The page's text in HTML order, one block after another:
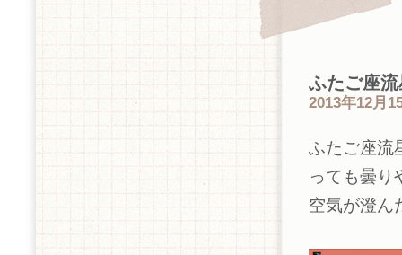
ふたご座
2013年12月
ふたご座流
っても曇り
空気が澄ん